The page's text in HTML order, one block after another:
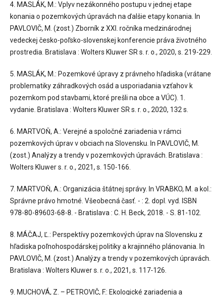
4. MASLÁK, M.: Vplyv nezákonného postupu v jednej etape
konania o pozemkových úpravách na ďalšie etapy konania. In
PAVLOVIČ, M. (zost.) Zborník z XXI. ročníka medzinárodnej
vedeckej česko-poľsko-slovenskej konferencie práva životného
prostredia. Bratislava : Wolters Kluwer SR s. r. o., 2020, s. 219-229.
5. MASLÁK, M.: Pozemkové úpravy z právneho hľadiska (vrátane
problematiky záhradkových osád a usporiadania vzťahov k
pozemkom pod stavbami, ktoré prešli na obce a VÚC). 1.
vydanie. Bratislava : Wolters Kluwer SR s. r. o., 2020, 132 s.
6. MARTVOŇ, A.: Verejné a spoločné zariadenia v rámci
pozemkových úprav v obciach na Slovensku. In PAVLOVIČ, M.
(zost.) Analýzy a trendy v pozemkových úpravách. Bratislava :
Wolters Kluwer s. r. o., 2021, s. 150-166.
7. MARTVOŇ, A.: Organizácia štátnej správy. In VRABKO, M. a kol.:
Správne právo hmotné. Všeobecná časť. - : 2. dopl. vyd. ISBN
978-80-89603-68-8. - Bratislava : C. H. Beck, 2018. - S. 81-102.
8. MÁČAJ, Ľ.: Perspektívy pozemkových úprav na Slovensku z
hľadiska poľnohospodárskej politiky a krajinného plánovania. In
PAVLOVIČ, M. (zost.) Analýzy a trendy v pozemkových úpravách.
Bratislava : Wolters Kluwer s. r. o., 2021, s. 117-126.
9. MUCHOVÁ, Z. – PETROVIČ, F.: Ekologické zariadenia a